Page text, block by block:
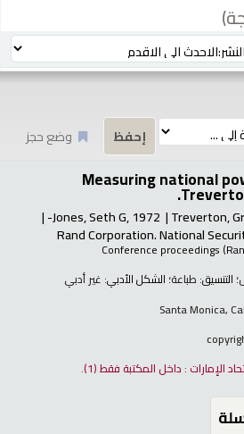
وضع حجز
Measuring national
Treverton,
Jones, Seth G, 1972-
Rand Corporation. National
Conference proceedings
؛ التنسيق: طباعة؛ الشكل الأدبي: غير أدبي
Santa Monica,
الإمارات : داخل المكتبة فقط(1).